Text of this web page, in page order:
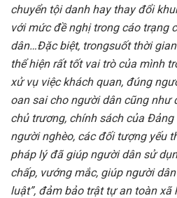
chuyển tội danh hay thay đổi
với mức đề nghị trong cáo trạng
dân…Đặc biệt, trongsuốt thời
thể hiện rất tốt vai trò của mình
xử vụ việc khách quan, đúng
oan sai cho người dân cũng như
chủ trương, chính sách của
người nghèo, các đối tượng yếu
pháp lý đã giúp người dân sử
chấp, vướng mắc, giúp người
luật”, đảm bảo trật tự an toàn xã